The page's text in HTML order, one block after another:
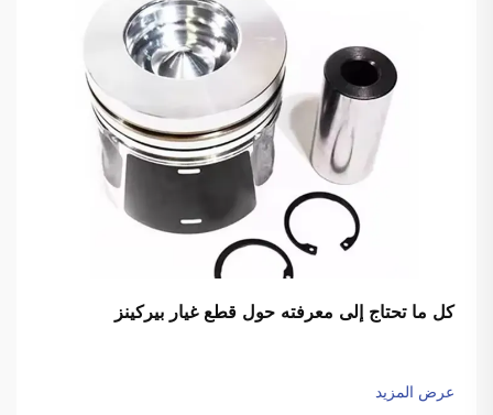
كل ما تحتاج إلى معرفته حول قطع غيار بيركينز
عرض المزيد